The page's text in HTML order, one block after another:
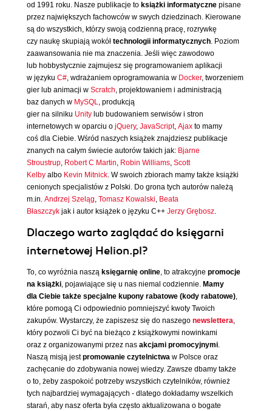
od 1991 roku. Nasze publikacje to książki informatyczne pisane
przez największych fachowców w swych dziedzinach. Kierowane
są do wszystkich, którzy swoją codzienną pracę, rozrywkę
czy naukę skupiają wokół technologii informatycznych. Poziom
zaawansowania nie ma znaczenia. Jeśli więc zawodowo
lub hobbystycznie zajmujesz się programowaniem aplikacji
w języku C#, wdrażaniem oprogramowania w Docker, tworzeniem
gier lub animacji w Scratch, projektowaniem i administracją
baz danych w MySQL, produkcją
gier na silniku Unity lub budowaniem serwisów i stron
internetowych w oparciu o jQuery, JavaScript, Ajax to mamy
coś dla Ciebie. Wśród naszych książek znajdziesz publikacje
znanych na całym świecie autorów takich jak: Bjarne
Stroustrup, Robert C Martin, Robin Williams, Scott
Kelby albo Kevin Mitnick. W swoich zbiorach mamy także książki
cenionych specjalistów z Polski. Do grona tych autorów należą
m.in. Andrzej Szeląg, Tomasz Kowalski, Beata
Błaszczyk jak i autor książek o języku C++ Jerzy Grębosz.
Dlaczego warto zaglądać do księgarni
internetowej Helion.pl?
To, co wyróżnia naszą księgarnię online, to atrakcyjne promocje
na książki, pojawiające się u nas niemal codziennie. Mamy
dla Ciebie także specjalne kupony rabatowe (kody rabatowe),
które pomogą Ci odpowiednio pomniejszyć kwoty Twoich
zakupów. Wystarczy, że zapiszesz się do naszego newslettera,
który pozwoli Ci być na bieżąco z książkowymi nowinkami
oraz z organizowanymi przez nas akcjami promocyjnymi.
Naszą misją jestpromowanie czytelnictwa w Polsce oraz
zachęcanie do zdobywania nowej wiedzy. Zawsze dbamy także
o to, żeby zaspokoić potrzeby wszystkich czytelników, również
tych najbardziej wymagających - dlatego dokładamy wszelkich
starań, aby nasz oferta była często aktualizowana o bogate